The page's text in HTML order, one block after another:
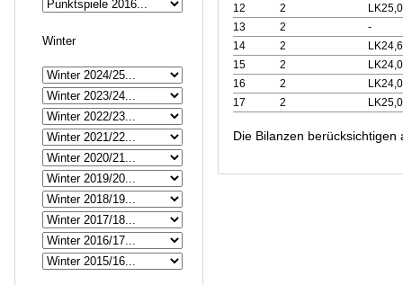
Winter
12
2
LK25,0
13
2
-
14
2
LK24,6
15
2
LK24,0
16
2
LK24,0
17
2 LK25,0
Die Bilanzen